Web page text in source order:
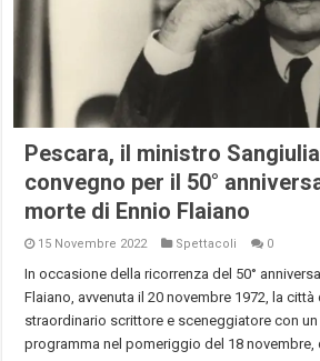
Pescara, il ministro
convegno per il 50°
morte di Ennio Flaiano
15 Novembre 2022 Spettacoli 0
In occasione della ricorrenza del 50°
Flaiano, avvenuta il 20 novembre 1972, la
straordinario scrittore e sceneggiatore con
programma nel pomeriggio del 18 novembre,